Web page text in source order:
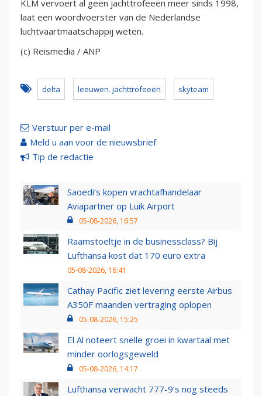
KLM vervoert al geen jachttrofeeën meer sinds 1998,
laat een woordvoerster van de Nederlandse
luchtvaartmaatschappij weten.
(c) Reismedia / ANP
delta leeuwen. jachttrofeeën skyteam
Verstuur per e-mail
Meld u aan voor de nieuwsbrief
Tip de redactie
Saoedi’s kopen vrachtafhandelaar
Aviapartner op Luik Airport
05-08-2026, 16:57
Raamstoeltje in de businessclass? Bij
Lufthansa kost dat 170 euro extra
05-08-2026, 16:41
Cathay Pacific ziet levering eerste Airbus
A350F maanden vertraging oplopen
05-08-2026, 15:25
El Al noteert snelle groei in kwartaal met
minder oorlogsgeweld
05-08-2026, 14:17
Lufthansa verwacht 777-9’s nog steeds